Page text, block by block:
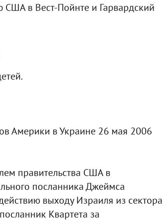
в Вест-Пойнте и Гарвардский
Америки в Украине 26 мая 2006
правительства США в
посланника Джеймса
выходу Израиля из сектора
Квартета за